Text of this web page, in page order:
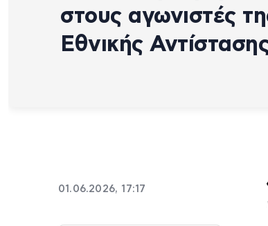
στους αγωνιστές
Εθνικής
01.06.2026, 17:17